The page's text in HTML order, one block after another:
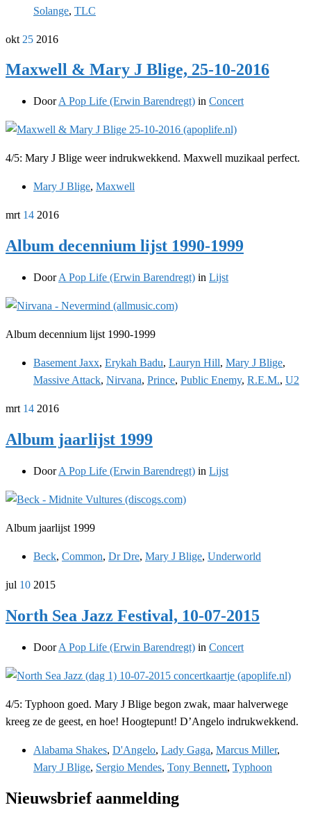
Solange, TLC
okt 25 2016
Maxwell & Mary J Blige, 25-10-2016
DoorA Pop Life (Erwin Barendregt) in Concert
4/5: Mary J Blige weer indrukwekkend. Maxwell muzikaal perfect.
Mary J Blige, Maxwell
mrt 14 2016
Album decennium lijst 1990-1999
DoorA Pop Life (Erwin Barendregt) in Lijst
Album decennium lijst 1990-1999
Basement Jaxx, Erykah Badu, Lauryn Hill, Mary J Blige,
Massive Attack, Nirvana, Prince, Public Enemy, R.E.M., U2
mrt 14 2016
Album jaarlijst 1999
DoorA Pop Life (Erwin Barendregt) in Lijst
Album jaarlijst 1999
Beck, Common, Dr Dre, Mary J Blige, Underworld
jul 10 2015
North Sea Jazz Festival, 10-07-2015
DoorA Pop Life (Erwin Barendregt) in Concert
4/5: Typhoon goed. Mary J Blige begon zwak, maar halverwege
kreeg ze de geest, en hoe! Hoogtepunt! D’Angelo indrukwekkend.
Alabama Shakes, D'Angelo, Lady Gaga, Marcus Miller,
Mary J Blige, Sergio Mendes, Tony Bennett, Typhoon
Nieuwsbrief aanmelding